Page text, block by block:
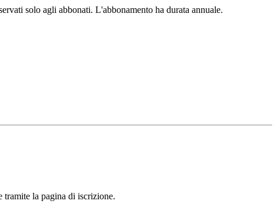
solo agli abbonati. L'abbonamento ha durata annuale.
tramite la pagina di iscrizione.